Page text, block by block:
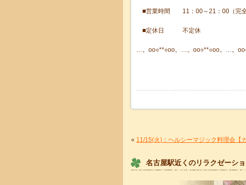
■営業時間 11：00～21：00（完全
■定休日 不定休
…。oо○**○оo。…。oо○**○оo。…。
« 11/15(火)：ヘルシーマジック料理会【
名古屋駅近くのリラクゼーシ